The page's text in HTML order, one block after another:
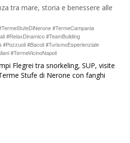
tra mare, storia e benessere alle
#TermeCampania
#RelaxDinamico #TeamBuilding
#Pozzuoli #Bacoli #TurismoEsperienziale
#TermeVicinoNapoli
Flegrei tra snorkeling, SUP, visite
Stufe di Nerone con fanghi